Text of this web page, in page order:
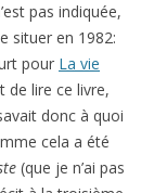
pas indiquée,
situer en 1982:
pour La vie
de lire ce livre,
donc à quoi
cela a été
(que je n’ai pas